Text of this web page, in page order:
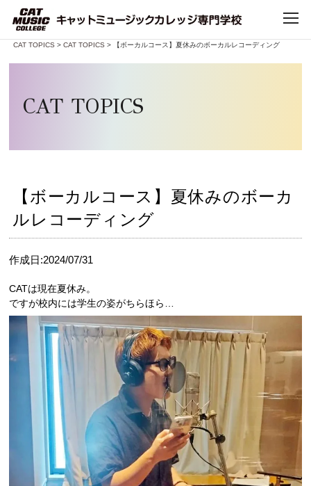
TOP
CATについて
学科・コース
デビュー・就職
CATに入学するには
オープンキャンパス
アクセス
資料請求
高校生の方へ
CAT TOPICS >CAT TOPICS > 【ボーカルコース】夏休みのボーカルレコーディング
CAT TOPICS
【ボーカルコース】夏休みのボーカ
ルレコーディング
作成日:2024/07/31
CATは現在夏休み。
ですが校内には学生の姿がちらほら…